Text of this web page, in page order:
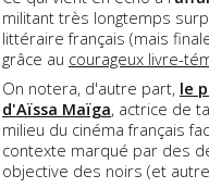
militant très longtemps
littéraire français (mais
grâce au courageux livre-
On notera, d'autre part, le
d'Aïssa Maïga, actrice de
milieu du cinéma français
contexte marqué par des
objective des noirs (et